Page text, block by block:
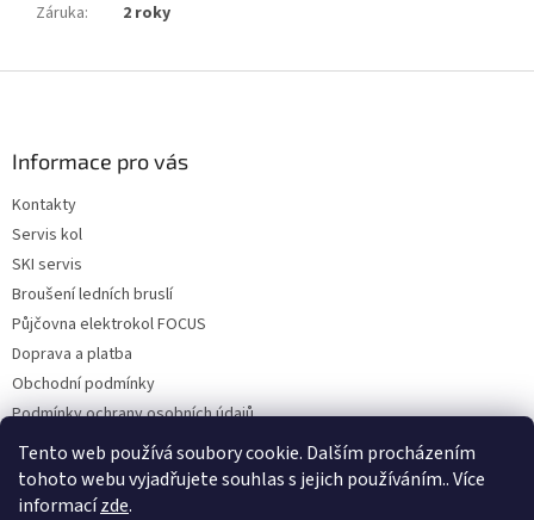
Tento web používá soubory cookie. Dalším procházením
tohoto webu vyjadřujete souhlas s jejich používáním.. Více
informacízde.
Záruka: 2 roky
Informace pro vás
Kontakty
Servis kol
SKI servis
Broušení ledních bruslí
Půjčovna elektrokol FOCUS
Doprava a platba
Obchodní podmínky
Podmínky ochrany osobních údajů
Reklamace a vrácení zboží